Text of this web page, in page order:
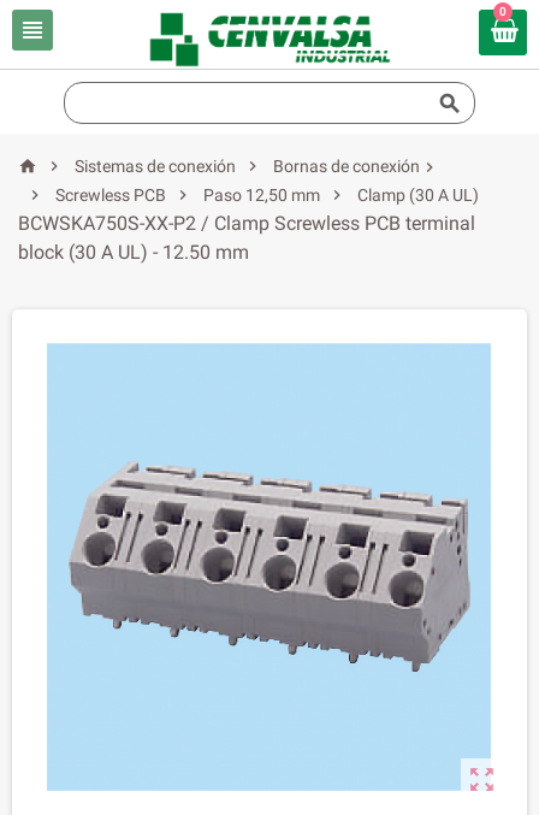

0

  Sistemas de conexión 
Bornas de conexión

Screwless PCB  Paso 12,50 mm  Clamp (30 A UL)

BCWSKA750S-XX-P2 / Clamp Screwless PCB terminal
block (30 A UL) - 12.50 mm
